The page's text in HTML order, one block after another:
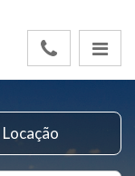
Locação